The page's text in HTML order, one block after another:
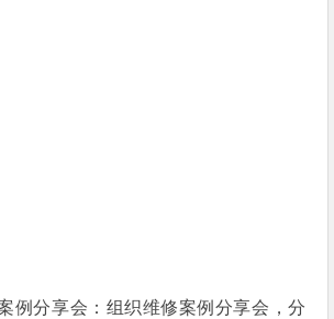
例分享会：组织维修案例分享会，分